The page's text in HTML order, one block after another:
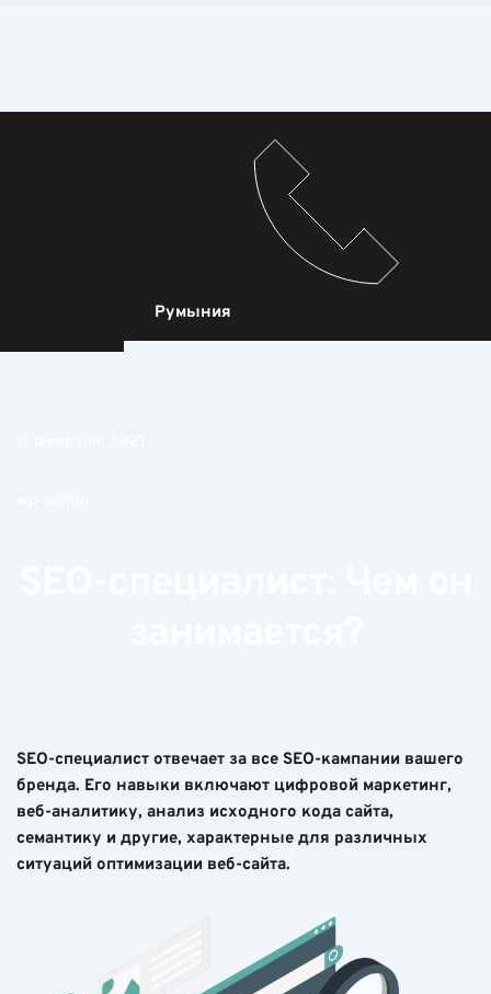
Румыния
SEO-специалист отвечает за все SEO-кампании вашего
бренда. Его навыки включают цифровой маркетинг,
веб-аналитику, анализ исходного кода сайта,
семантику и другие, характерные для различных
ситуаций оптимизации веб-сайта.